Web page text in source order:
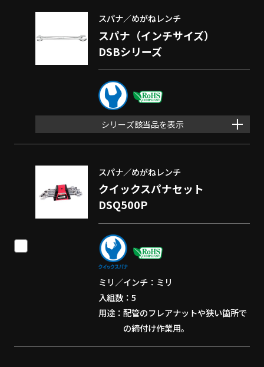
スパナ／めがねレンチ
スパナ（インチサイズ）
DSBシリーズ
シリーズ該当品を表示
スパナ／めがねレンチ
クイックスパナセット
DSQ500P
ミリ／インチ
ミリ
入組数
5
用途
配管のフレアナットや狭い箇所で
の締付け作業用。